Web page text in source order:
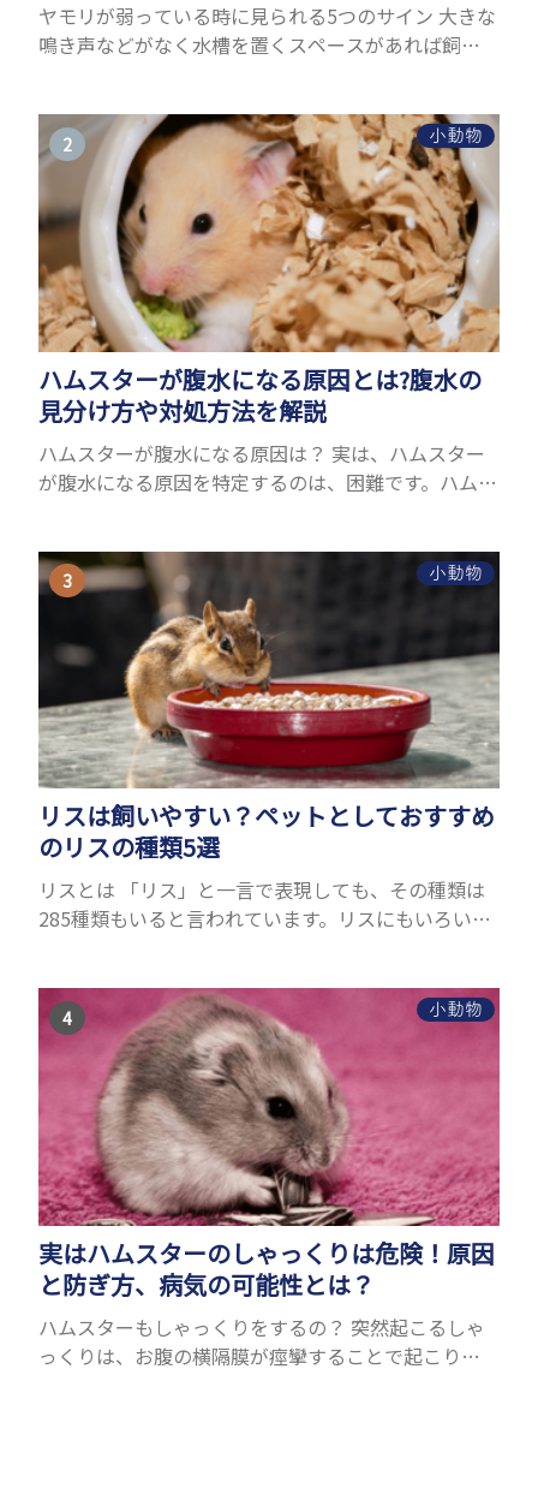
ヤモリが弱っている時に見られる5つのサイン 大きな
鳴き声などがなく水槽を置くスペースがあれば飼う
でしょうか...
小動物
ハムスターが腹水になる原因とは?腹水の
見分け方や対処方法を解説
ハムスターが腹水になる原因は？ 実は、ハムスター
が腹水になる原因を特定するのは、困難です。ハムス
理由はさま...
小動物
リスは飼いやすい？ペットとしておすすめ
のリスの種類5選
リスとは 「リス」と一言で表現しても、その種類は
285種類もいると言われています。リスにもいろいろ
が強いも...
小動物
実はハムスターのしゃっくりは危険！原因
と防ぎ方、病気の可能性とは？
ハムスターもしゃっくりをするの？ 突然起こるしゃ
っくりは、お腹の横隔膜が痙攣することで起こりま